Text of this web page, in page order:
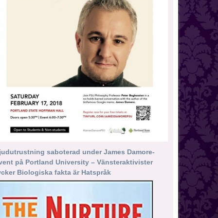
saboterad under James Damore-
på Portland University – Vänsteraktivister
Biologiska fakta är Hatspråk